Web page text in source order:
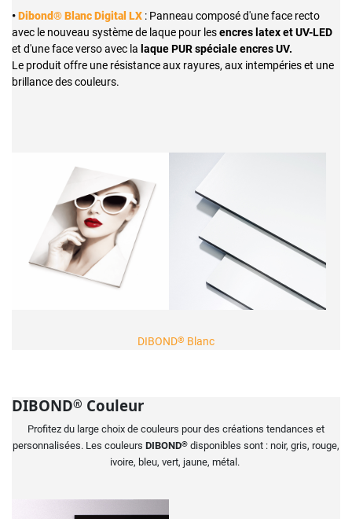
•Dibond® Blanc Digital LX : Panneau composé d'une face recto
avec le nouveau système de laque pour lesencres latex et UV-LED
et d'une face verso avec la laque PUR spéciale encres UV.
Le produit offre une résistance aux rayures, aux intempéries et une
brillance des couleurs.
DIBOND® Blanc
DIBOND® Couleur
Profitez du large choix de couleurs pour des créations tendances et
personnalisées. Les couleurs DIBOND® disponibles sont : noir, gris, rouge,
ivoire, bleu, vert, jaune, métal.